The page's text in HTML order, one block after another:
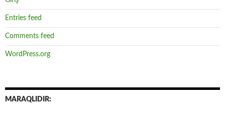
Entries feed
Comments feed
WordPress.org
MARAQLIDIR: